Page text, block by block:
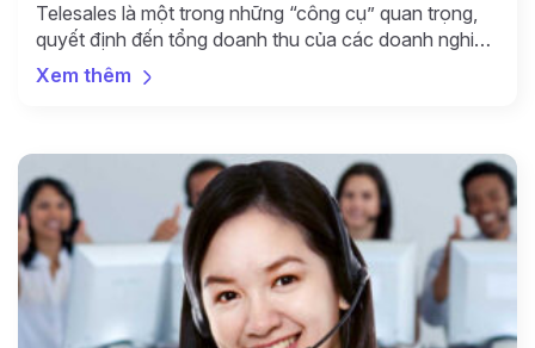
Telesales là một trong những “công cụ” quan trọng,
quyết định đến tổng doanh thu của các doanh nghiệp
và cá nhân kinh doanh. Những cuộc trao đổi hay
những hợp đồng mua bán được thỏa thuận qua điện
Xem thêm